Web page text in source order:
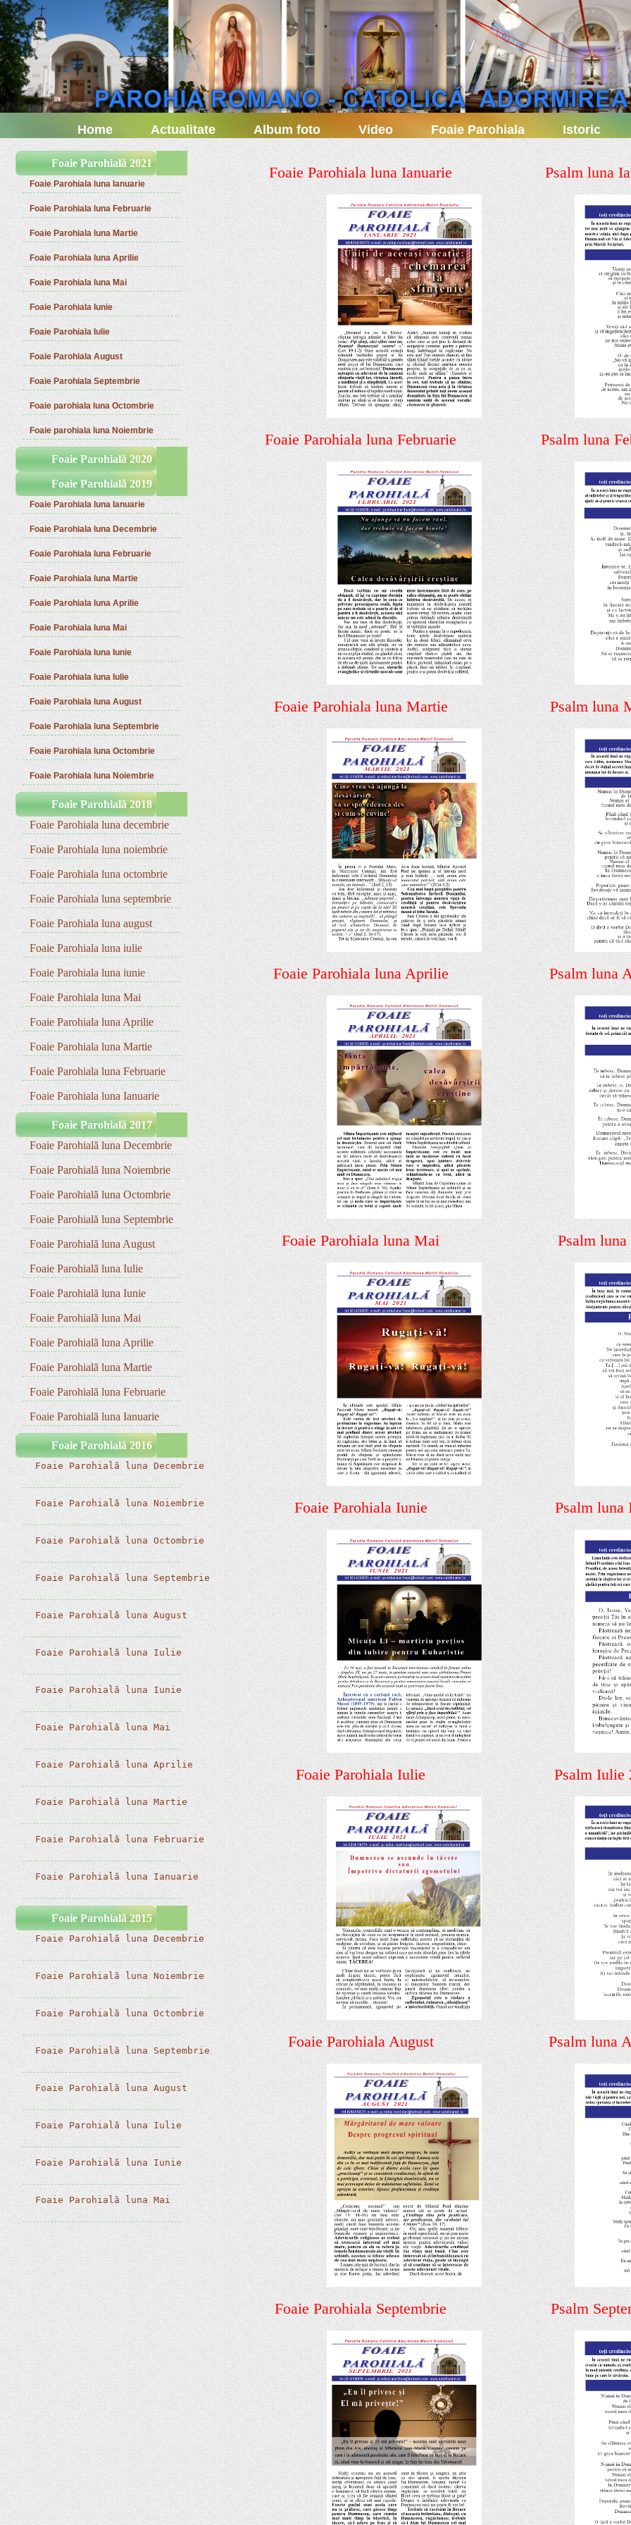
Home Actualitate Album foto Video Foaie Parohiala Istoric
Foaie Parohială 2021
Foaie Parohiala luna Ianuarie
Foaie Parohiala luna Februarie
Foaie Parohiala luna Martie
Foaie Parohiala luna Aprilie
Foaie Parohiala luna Mai
Foaie Parohiala Iunie
Foaie Parohiala Iulie
Foaie Parohiala August
Foaie Parohiala Septembrie
Foaie parohiala luna Octombrie
Foaie parohiala luna Noiembrie
Foaie Parohială 2020
Foaie Parohială 2019
Foaie Parohiala luna Ianuarie
Foaie Parohiala luna Decembrie
Foaie Parohiala luna Februarie
Foaie Parohiala luna Martie
Foaie Parohiala luna Aprilie
Foaie Parohiala luna Mai
Foaie Parohiala luna Iunie
Foaie Parohiala luna Iulie
Foaie Parohiala luna August
Foaie Parohiala luna Septembrie
Foaie Parohiala luna Octombrie
Foaie Parohiala luna Noiembrie
Foaie Parohială 2018
Foaie Parohiala luna decembrie
Foaie Parohiala luna noiembrie
Foaie Parohiala luna octombrie
Foaie Parohiala luna septembrie
Foaie Parohiala luna august
Foaie Parohiala luna iulie
Foaie Parohiala luna iunie
Foaie Parohiala luna Mai
Foaie Parohiala luna Aprilie
Foaie Parohiala luna Martie
Foaie Parohiala luna Februarie
Foaie Parohiala luna Ianuarie
Foaie Parohială 2017
Foaie Parohială luna Decembrie
Foaie Parohială luna Noiembrie
Foaie Parohială luna Octombrie
Foaie Parohială luna Septembrie
Foaie Parohială luna August
Foaie Parohială luna Iulie
Foaie Parohială luna Iunie
Foaie Parohială luna Mai
Foaie Parohială luna Aprilie
Foaie Parohială luna Martie
Foaie Parohială luna Februarie
Foaie Parohială luna Ianuarie
Foaie Parohială 2016
Foaie Parohială luna Decembrie
Foaie Parohială luna Noiembrie
Foaie Parohială luna Octombrie
Foaie Parohială luna Septembrie
Foaie Parohială luna August
Foaie Parohială luna Iulie
Foaie Parohială luna Iunie
Foaie Parohială luna Mai
Foaie Parohială luna Aprilie
Foaie Parohială luna Martie
Foaie Parohială luna Februarie
Foaie Parohială luna Ianuarie
Foaie Parohială 2015
Foaie Parohială luna Decembrie
Foaie Parohială luna Noiembrie
Foaie Parohială luna Octombrie
Foaie Parohială luna Septembrie
Foaie Parohială luna August
Foaie Parohială luna Iulie
Foaie Parohială luna Iunie
Foaie Parohială luna Mai
Foaie Parohiala luna Ianuarie Psalm luna
Foaie Parohiala luna Februarie Psalm luna
Foaie Parohiala luna Martie Psalm luna
Foaie Parohiala luna Aprilie Psalm luna
Foaie Parohiala luna Mai Psalm
Foaie Parohiala Iunie Psalm luna
Foaie Parohiala Iulie Psalm Iulie
Foaie Parohiala August Psalm luna
Foaie Parohiala Septembrie Psalm